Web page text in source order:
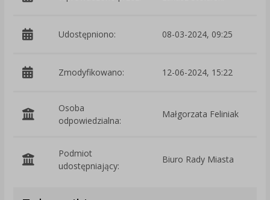
Udostępniono: 08-03-2024, 09:25
Zmodyfikowano: 12-06-2024, 15:22
Osoba
odpowiedzialna:
Małgorzata Feliniak
Podmiot
udostępniający:
Biuro Rady Miasta